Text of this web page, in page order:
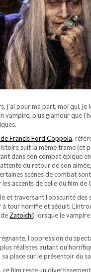
j’ai pour ma part, moi qui, je
vampire, plus glamour que
Francis Ford Coppola,
suit la même trame (et
dans son combat épique
du retour de son
scènes de combat
accents de celle du film de
et traversant l’obscurité des
tour horrifie et séduit.
Zatoïchi) lorsque le
l’oppression du
réalistes autant
place sur le présentoir du
film reste un